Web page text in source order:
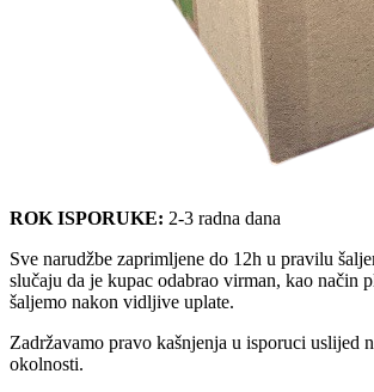
ROK ISPORUKE: 2-3 radna dana
Sve narudžbe zaprimljene do 12h u pravilu
slučaju da je kupac odabrao virman, kao način
šaljemo nakon vidljive uplate.
Zadržavamo pravo kašnjenja u isporuci uslijed
okolnosti.